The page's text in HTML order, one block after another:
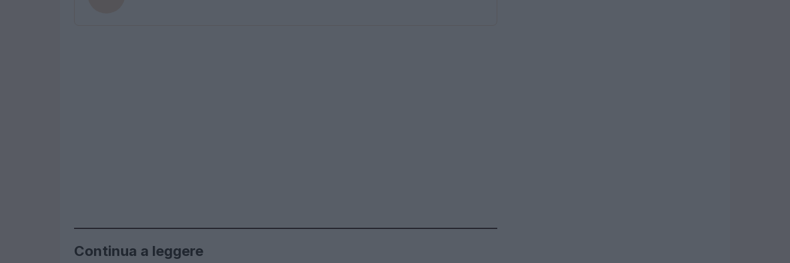
Continua a leggere